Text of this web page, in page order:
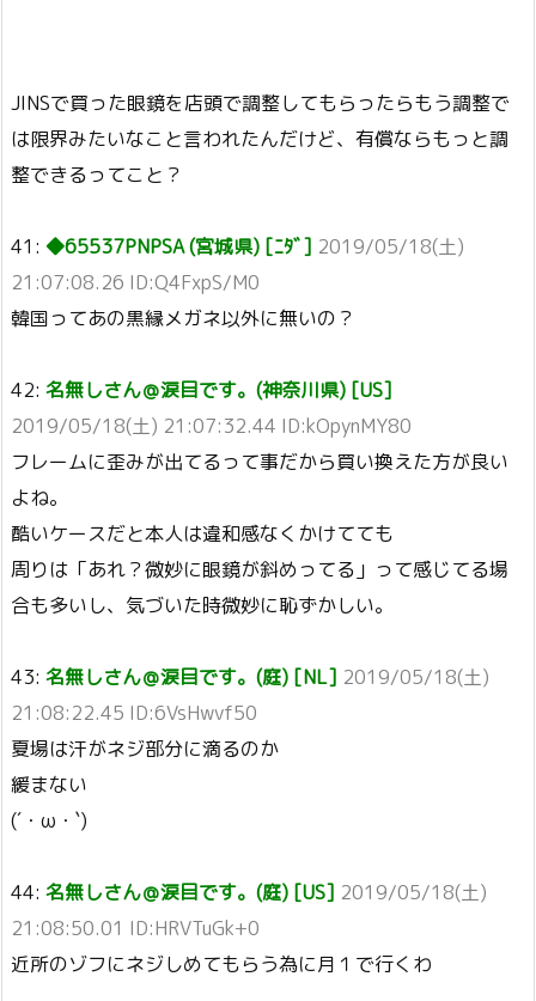
JINSで買った眼鏡を店頭で調整してもらったらもう調整で
は限界みたいなこと言われたんだけど、有償ならもっと調
整できるってこと？
41: ◆65537PNPSA (宮城県) [ﾆﾀﾞ] 2019/05/18(土)
21:07:08.26 ID:Q4FxpS/M0
韓国ってあの黒縁メガネ以外に無いの？
42: 名無しさん＠涙目です。(神奈川県) [US]
2019/05/18(土) 21:07:32.44 ID:kOpynMY80
フレームに歪みが出てるって事だから買い換えた方が良い
よね。
酷いケースだと本人は違和感なくかけてても
周りは「あれ？微妙に眼鏡が斜めってる」って感じてる場
合も多いし、気づいた時微妙に恥ずかしい。
43: 名無しさん＠涙目です。(庭) [NL] 2019/05/18(土)
21:08:22.45 ID:6VsHwvf50
夏場は汗がネジ部分に滴るのか
緩まない
(´・ω・`)
44: 名無しさん＠涙目です。(庭) [US] 2019/05/18(土)
21:08:50.01 ID:HRVTuGk+0
近所のゾフにネジしめてもらう為に月１で行くわ